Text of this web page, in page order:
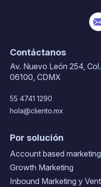
Contáctanos
Av. Nuevo León 254,
06100, CDMX
55 4741 1290
hola@cliento.mx
Por solución
Account based
Growth Marketing
Inbound Marketing y